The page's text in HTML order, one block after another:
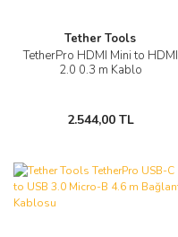
Tether Tools
TetherPro HDMI Mini to HDMI
2.0 0.3 m Kablo
2.544,00 TL